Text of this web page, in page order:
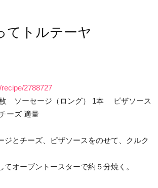
てトルテーヤ
2788727
ソーセージ（ロング） 1本 ピザソース
ーズ 適量
ジとチーズ、ピザソースをのせて、クルク
てオーブントースターで約５分焼く。